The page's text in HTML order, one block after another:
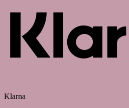
Klarna